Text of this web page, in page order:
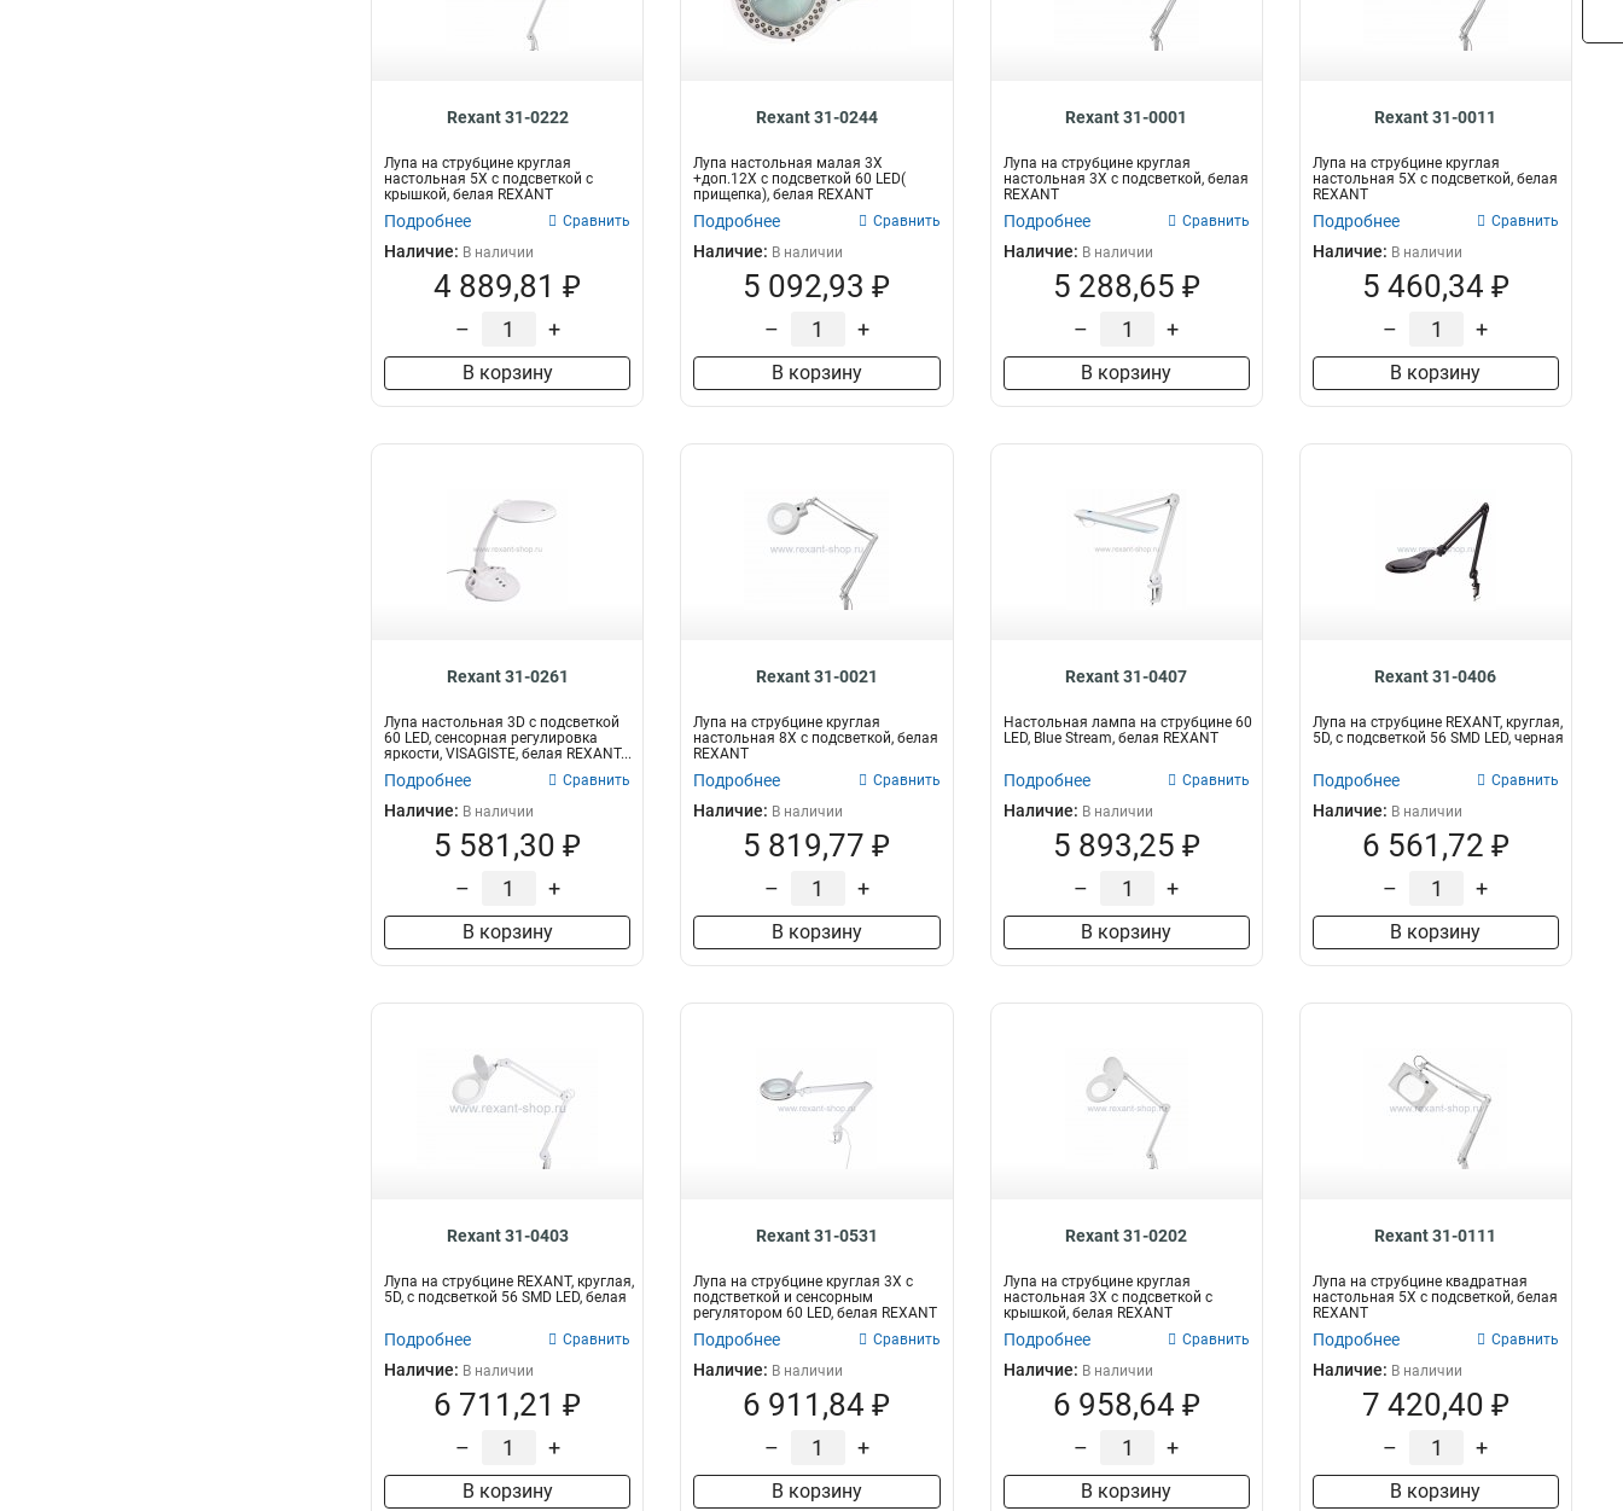
Rexant 31-0222
Лупа на струбцине круглая
настольная 5Х с подсветкой с
крышкой, белая REXANT
Подробнее Сравнить
Наличие: В наличии
4 889,81 ₽
– +
В корзину
Rexant 31-0244
Лупа настольная малая 3Х
+доп.12Х с подсветкой 60 LED(
прищепка), белая REXANT
Подробнее Сравнить
Наличие: В наличии
5 092,93 ₽
– +
В корзину
Rexant 31-0001
Лупа на струбцине круглая
настольная 3Х с подсветкой, белая
REXANT
Подробнее Сравнить
Наличие: В наличии
5 288,65 ₽
– +
В корзину
Rexant 31-0011
Лупа на струбцине круглая
настольная 5Х с подсветкой, белая
REXANT
Подробнее Сравнить
Наличие: В наличии
5 460,34 ₽
– +
В корзину
Rexant 31-0261
Лупа настольная 3D с подсветкой
60 LED, сенсорная регулировка
яркости, VISAGISTE, белая REXANT...
Подробнее Сравнить
Наличие: В наличии
5 581,30 ₽
– +
В корзину
Rexant 31-0021
Лупа на струбцине круглая
настольная 8Х с подсветкой, белая
REXANT
Подробнее Сравнить
Наличие: В наличии
5 819,77 ₽
– +
В корзину
Rexant 31-0407
Настольная лампа на струбцине 60
LED, Blue Stream, белая REXANT
Подробнее Сравнить
Наличие: В наличии
5 893,25 ₽
– +
В корзину
Rexant 31-0406
Лупа на струбцине REXANT, круглая,
5D, с подсветкой 56 SMD LED, черная
Подробнее Сравнить
Наличие: В наличии
6 561,72 ₽
– +
В корзину
Rexant 31-0403
Лупа на струбцине REXANT, круглая,
5D, с подсветкой 56 SMD LED, белая
Подробнее Сравнить
Наличие: В наличии
6 711,21 ₽
– +
В корзину
Rexant 31-0531
Лупа на струбцине круглая 3X с
подстветкой и сенсорным
регулятором 60 LED, белая REXANT
Подробнее Сравнить
Наличие: В наличии
6 911,84 ₽
– +
В корзину
Rexant 31-0202
Лупа на струбцине круглая
настольная 3Х с подсветкой с
крышкой, белая REXANT
Подробнее Сравнить
Наличие: В наличии
6 958,64 ₽
– +
В корзину
Rexant 31-0111
Лупа на струбцине квадратная
настольная 5Х с подсветкой, белая
REXANT
Подробнее Сравнить
Наличие: В наличии
7 420,40 ₽
– +
В корзину